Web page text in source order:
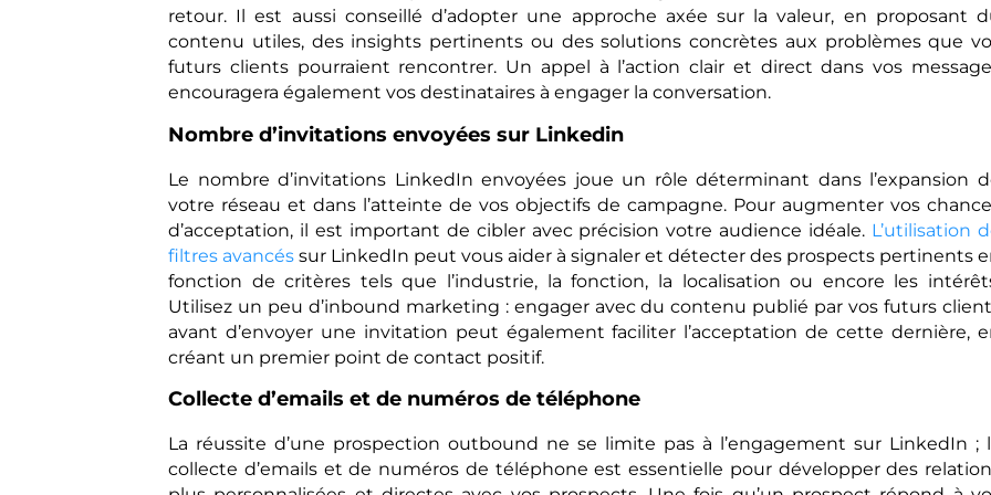
retour. Il est aussi conseillé d’adopter une approche axée sur la valeur, en proposant
contenu utiles, des insights pertinents ou des solutions concrètes aux problèmes que
futurs clients pourraient rencontrer. Un appel à l’action clair et direct dans vos
encouragera également vos destinataires à engager la conversation.
Nombre d’invitations envoyées sur Linkedin
Le nombre d’invitations LinkedIn envoyées joue un rôle déterminant dans l’expansion
votre réseau et dans l’atteinte de vos objectifs de campagne. Pour augmenter vos
d’acceptation, il est important de cibler avec précision votre audience idéale. L’utilisation
filtres avancés sur LinkedIn peut vous aider à signaler et détecter des prospects pertinents
fonction de critères tels que l’industrie, la fonction, la localisation ou encore les
Utilisez un peu d’inbound marketing : engager avec du contenu publié par vos futurs
avant d’envoyer une invitation peut également faciliter l’acceptation de cette dernière,
créant un premier point de contact positif.
Collecte d’emails et de numéros de téléphone
La réussite d’une prospection outbound ne se limite pas à l’engagement sur LinkedIn ;
collecte d’emails et de numéros de téléphone est essentielle pour développer des